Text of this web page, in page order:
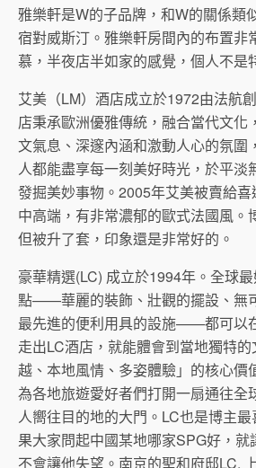
雅樂軒是W的子品牌，和W的關係類
宿對威斯汀。雅樂軒房間內的布置非
慕，半夜店半如家的感覺，個人不是
艾美（LM）酒店成立於1972由法航
店秉承歐洲優雅傳統，融合當代文化
文氣息、深邃內涵和激動人心的氛圍
人都能盡享每一刻美好時光，於平淡
發掘美妙事物。2005年艾美被賣給
中高端，有非常濃郁的歐式法國風。
但被升了套，印象還是非常好的。
豪華精選(LC) 成立於1994年。全球
點——華麗的裝飾、壯觀的擺設、無
最先進的便利用具的設施——都可以
走出LC酒店，就能體會到當地獨特
越、本地風情、多姿體驗」的核心價
為各地旅遊愛好者們打開一扇通往全
人嚮往目的地的大門。LC也是博主
果大家問起中國某地哪家SPG好，
不會讓他失望。南京的聖和府邸LC,